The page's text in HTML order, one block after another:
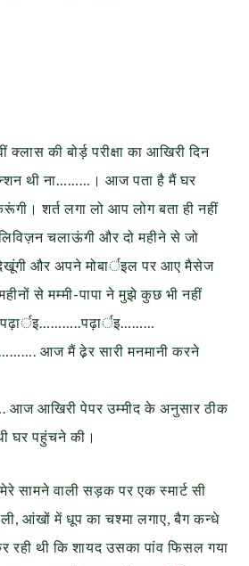
की बोर्ड़ परीक्षा का आखिरी दिन
थी ना………। आज पता है मैं घर
शर्त लगा लो आप लोग बता ही नहीं
चलाऊंगी और दो महीने से जो
देखूंगी और अपने मोबार्इल पर आए मैसेज
से मम्मी-पापा ने मुझे कुछ भी नहीं
आज मैं ढे़र सारी मनमानी करने
आखिरी पेपर उम्मीद के अनुसार ठीक
घर पहुंचने की।
सामने वाली सड़क पर एक स्मार्ट सी
आंखों में धूप का चश्मा लगाए, बैग कन्धे
थी कि शायद उसका पांव फिसल गया